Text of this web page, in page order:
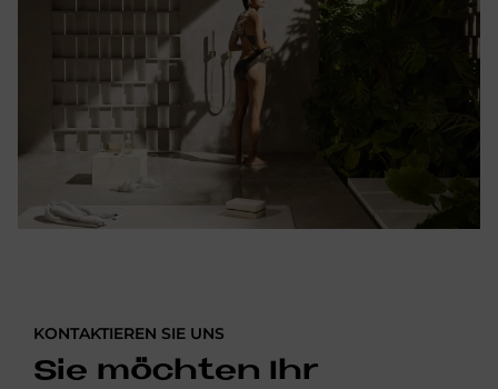
KONTAKTIEREN SIE UNS
Sie möchten Ihr